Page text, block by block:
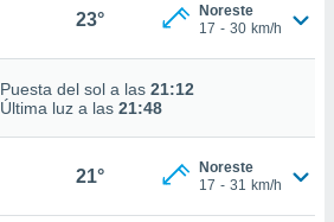
23°
Noreste
17 - 30 km/h
Puesta del sol a las 21:12
Última luz a las 21:48
21°
Noreste
17 - 31 km/h